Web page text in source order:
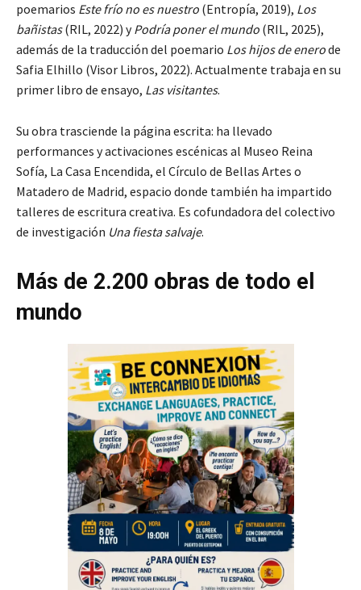
poemarios Este frío no es nuestro (Entropía, 2019), Los
bañistas(RIL, 2022) yPodría poner el mundo (RIL, 2025),
además de la traducción del poemario Los hijos de enerode
Safia Elhillo (Visor Libros, 2022). Actualmente trabaja en su
primer libro de ensayo, Las visitantes.
Su obra trasciende la página escrita: ha llevado
performances y activaciones escénicas al Museo Reina
Sofía, La Casa Encendida, el Círculo de Bellas Artes o
Matadero de Madrid, espacio donde también ha impartido
talleres de escritura creativa. Es cofundadora del colectivo
de investigación Una fiesta salvaje.
Más de 2.200 obras de todo el
mundo